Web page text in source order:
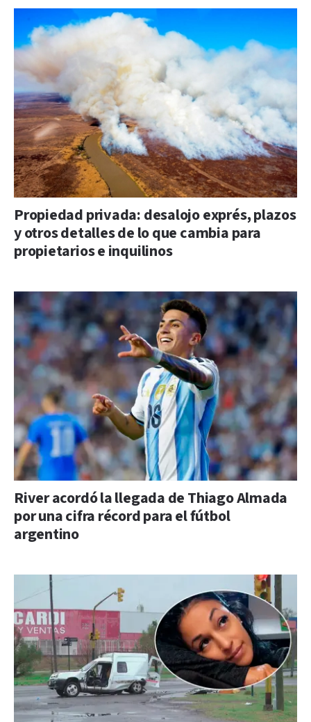
Propiedad privada: desalojo exprés, plazos
y otros detalles de lo que cambia para
propietarios e inquilinos
River acordó la llegada de Thiago Almada
por una cifra récord para el fútbol
argentino